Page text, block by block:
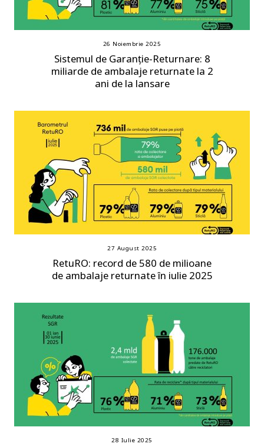
26 Noiembrie 2025
Sistemul de Garanție-Returnare: 8
miliarde de ambalaje returnate la 2
ani de la lansare
27 August 2025
RetuRO: record de 580 de milioane
de ambalaje returnate în iulie 2025
28 Iulie 2025